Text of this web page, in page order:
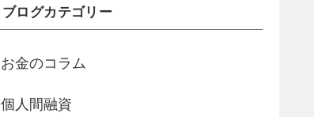
ブログカテゴリー
お金のコラム
個人間融資